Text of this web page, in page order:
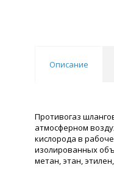
Описание
Противогаз
атмосферном
кислорода в
изолированных
метан, этан,